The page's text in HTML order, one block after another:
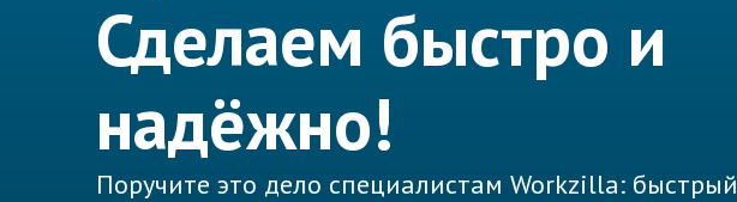
Сделаем быстро и
надёжно!
Поручите это дело специалистам Workzilla: быстрый